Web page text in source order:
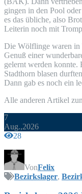
gin­gen in den Pool
es das übli­che, also
Lei­te­rin noch mit
Die Wöl­f­lin­ge waren in
Genuß einer
gelernt wer­den konn­te.
Stadt­horn bla­sen
Dann gab es noch ein
Alle ande­ren Arti­kel
7
Aug.,2026
28
VonFelix
Bezirkslager,